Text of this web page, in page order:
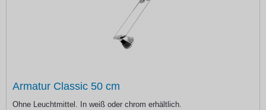
Armatur Classic 50 cm
Ohne Leuchtmittel. In weiß oder chrom erhältlich.